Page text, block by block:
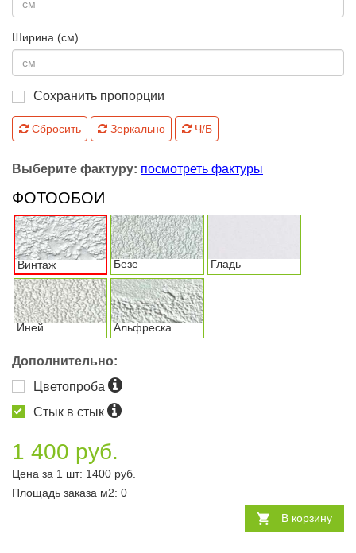
Ширина (см)
Сохранить пропорции
Сбросить Зеркально Ч/Б
Выберите фактуру: посмотреть фактуры
ФОТООБОИ
Винтаж Безе Гладь
Иней Альфреска
Дополнительно:
Цветопроба
Стык в стык
1 400 руб.
Цена за 1 шт: 1400 руб.
Площадь заказа м2: 0
В корзину